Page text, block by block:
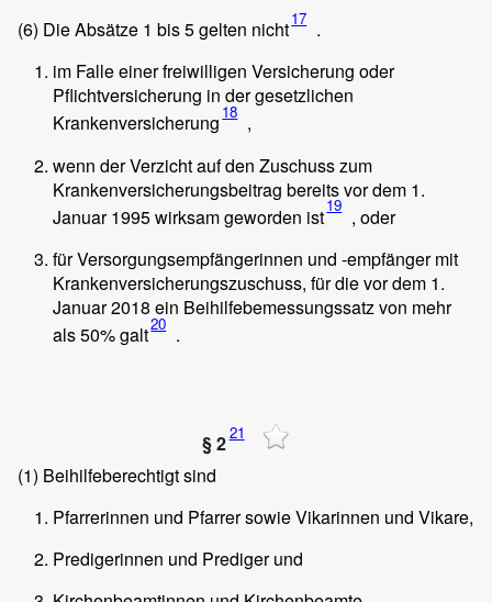
(6) Die Absätze 1 bis 5 gelten nicht17 .
im Falle einer freiwilligen Versicherung oder
Pflichtversicherung in der gesetzlichen
Krankenversicherung 18 ,
wenn der Verzicht auf den Zuschuss zum
Krankenversicherungsbeitrag bereits vor dem 1.
Januar 1995 wirksam geworden ist19 , oder
für Versorgungsempfängerinnen und -empfänger mit
Krankenversicherungszuschuss, für die vor dem 1.
Januar 2018 ein Beihilfebemessungssatz von mehr
als 50% galt20 .
§ 221
(1) Beihilfeberechtigt sind
Pfarrerinnen und Pfarrer sowie Vikarinnen und Vikare,
Predigerinnen und Prediger und